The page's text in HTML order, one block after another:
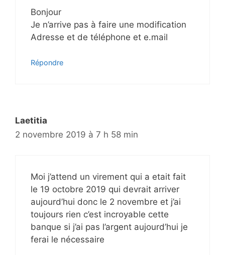
Bonjour
Je n’arrive pas à faire une modification
Adresse et de téléphone et e.mail
Répondre
Laetitia
2 novembre 2019 à 7 h 58 min
Moi j’attend un virement qui a etait fait
le 19 octobre 2019 qui devrait arriver
aujourd’hui donc le 2 novembre et j’ai
toujours rien c’est incroyable cette
banque si j’ai pas l’argent aujourd’hui je
ferai le nécessaire